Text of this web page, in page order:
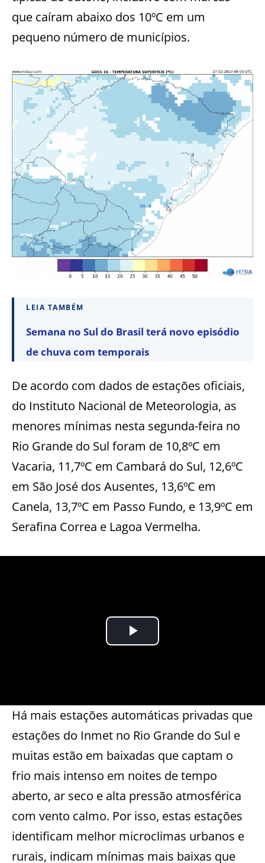
que caíram abaixo dos 10ºC em um
pequeno número de municípios.
LEIA TAMBÉM
Semana no Sul do Brasil terá novo episódio
de chuva com temporais
De acordo com dados de estações oficiais,
do Instituto Nacional de Meteorologia, as
menores mínimas nesta segunda-feira no
Rio Grande do Sul foram de 10,8ºC em
Vacaria, 11,7ºC em Cambará do Sul, 12,6ºC
em São José dos Ausentes, 13,6ºC em
Canela, 13,7ºC em Passo Fundo, e 13,9ºC em
Serafina Correa e Lagoa Vermelha.
Há mais estações automáticas privadas que
estações do Inmet no Rio Grande do Sul e
muitas estão em baixadas que captam o
frio mais intenso em noites de tempo
aberto, ar seco e alta pressão atmosférica
com vento calmo. Por isso, estas estações
identificam melhor microclimas urbanos e
rurais, indicam mínimas mais baixas que